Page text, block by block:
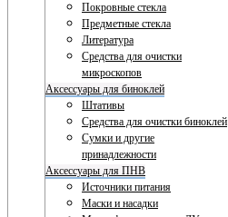
Покровные стекла
Предметные стекла
Литература
Средства для очистки
микроскопов
Аксессуары для биноклей
Штативы
Средства для очистки биноклей
Сумки и другие
принадлежности
Аксессуары для ПНВ
Источники питания
Маски и насадки